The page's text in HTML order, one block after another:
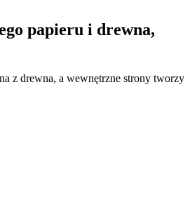
papieru i drewna,
z drewna, a wewnętrzne strony tworzy